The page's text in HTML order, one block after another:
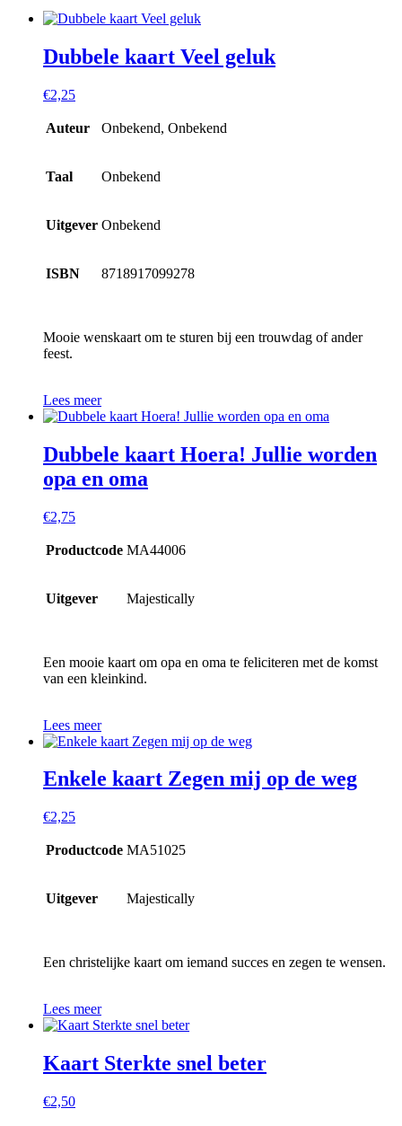
Dubbele kaart Veel geluk
€2,25
Auteur Onbekend, Onbekend
Taal Onbekend
Uitgever Onbekend
ISBN 8718917099278
Mooie wenskaart om te sturen bij een trouwdag of ander
feest.
Lees meer
Dubbele kaart Hoera! Jullie worden
opa en oma
€2,75
Productcode MA44006
Uitgever Majestically
Een mooie kaart om opa en oma te feliciteren met de komst
van een kleinkind.
Lees meer
Enkele kaart Zegen mij op de weg
€2,25
Productcode MA51025
Uitgever Majestically
Een christelijke kaart om iemand succes en zegen te wensen.
Lees meer
Kaart Sterkte snel beter
€2,50